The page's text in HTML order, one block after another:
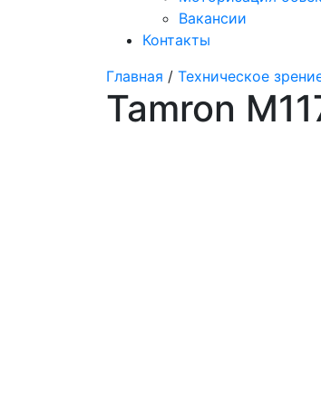
Вакансии
Контакты
Главная / Техническое
Tamron